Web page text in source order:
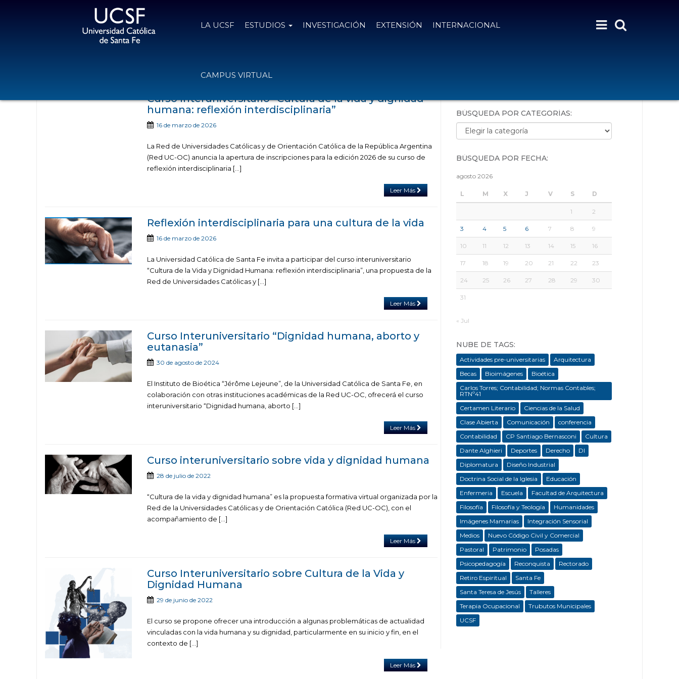
LA UCSF ESTUDIOS INVESTIGACIÓN EXTENSIÓN INTERNACIONAL
CAMPUS VIRTUAL
Curso Interuniversitario “Cultura de la vida y dignidad
humana: reflexión interdisciplinaria”
16 de marzo de 2026
La Red de Universidades Católicas y de Orientación Católica de la República Argentina
(Red UC-OC) anuncia la apertura de inscripciones para la edición 2026 de su curso de
reflexión interdisciplinaria […]
Leer Más
Reflexión interdisciplinaria para una cultura de la vida
16 de marzo de 2026
La Universidad Católica de Santa Fe invita a participar del curso interuniversitario
“Cultura de la Vida y Dignidad Humana: reflexión interdisciplinaria”, una propuesta de la
Red de Universidades Católicas y […]
Leer Más
Curso Interuniversitario “Dignidad humana, aborto y
eutanasia”
30 de agosto de 2024
El Instituto de Bioética “Jérôme Lejeune”, de la Universidad Católica de Santa Fe, en
colaboración con otras instituciones académicas de la Red UC-OC, ofrecerá el curso
interuniversitario “Dignidad humana, aborto […]
Leer Más
Curso interuniversitario sobre vida y dignidad humana
28 de julio de 2022
“Cultura de la vida y dignidad humana” es la propuesta formativa virtual organizada por la
Red de la Universidades Católicas y de Orientación Católica (Red UC-OC), con el
acompañamiento de […]
Leer Más
Curso Interuniversitario sobre Cultura de la Vida y
Dignidad Humana
29 de junio de 2022
El curso se propone ofrecer una introducción a algunas problemáticas de actualidad
vinculadas con la vida humana y su dignidad, particularmente en su inicio y fin, en el
contexto de […]
Leer Más
BÚSQUEDA POR CATEGORÍAS:
Búsqueda por categorías:
BÚSQUEDA POR FECHA:
agosto 2026
L M X J V S D
1 2
3 4 5 6 7 8 9
10 11 12 13 14 15 16
17 18 19 20 21 22 23
24 25 26 27 28 29 30
31
« Jul
NUBE DE TAGS:
Actividades pre-universitarias
Arquitectura
Becas
Bioimágenes
Bioética
Carlos Torres; Contabilidad; Normas Contables;
RTNº41
Certamen Literario
Ciencias de la Salud
Clase Abierta
Comunicación
conferencia
Contabilidad
CP Santiago Bernasconi
Cultura
Dante Alghieri
Deportes Derecho
DI
Diplomatura
Diseño Industrial
Doctrina Social de la Iglesia
Educación
Enfermeria
Escuela
Facultad de Arquitectura
Filosofía
Filosofía y Teología
Humanidades
Imágenes Mamarias
Integración Sensorial
Medios
Nuevo Código Civil y Comercial
Pastoral
Patrimonio
Posadas
Psicopedagogía
Reconquista
Rectorado
Retiro Espiritual
Santa Fe
Santa Teresa de Jesús
Talleres
Terapia Ocupacional
Trubutos Municipales
UCSF